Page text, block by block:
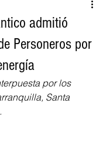
admitió
Personeros por
por los
Santa